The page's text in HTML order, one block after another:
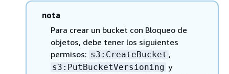
nota
Para crear un bucket con Bloqueo de
objetos, debe tener los siguientes
permisos: s3:CreateBucket ,
s3:PutBucketVersioning y